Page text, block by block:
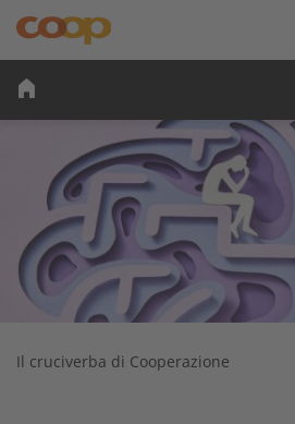
Il cruciverba di Cooperazione